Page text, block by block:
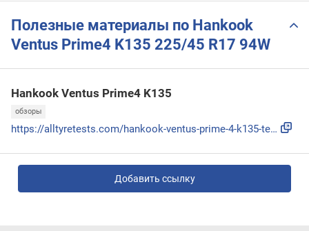
Полезные материалы по Hankook
Ventus Prime4 K135 225/45 R17 94W
Hankook Ventus Prime4 K135
обзоры
https://alltyretests.com/hankook-ventus-prime-4-k135-test/
Добавить ссылку